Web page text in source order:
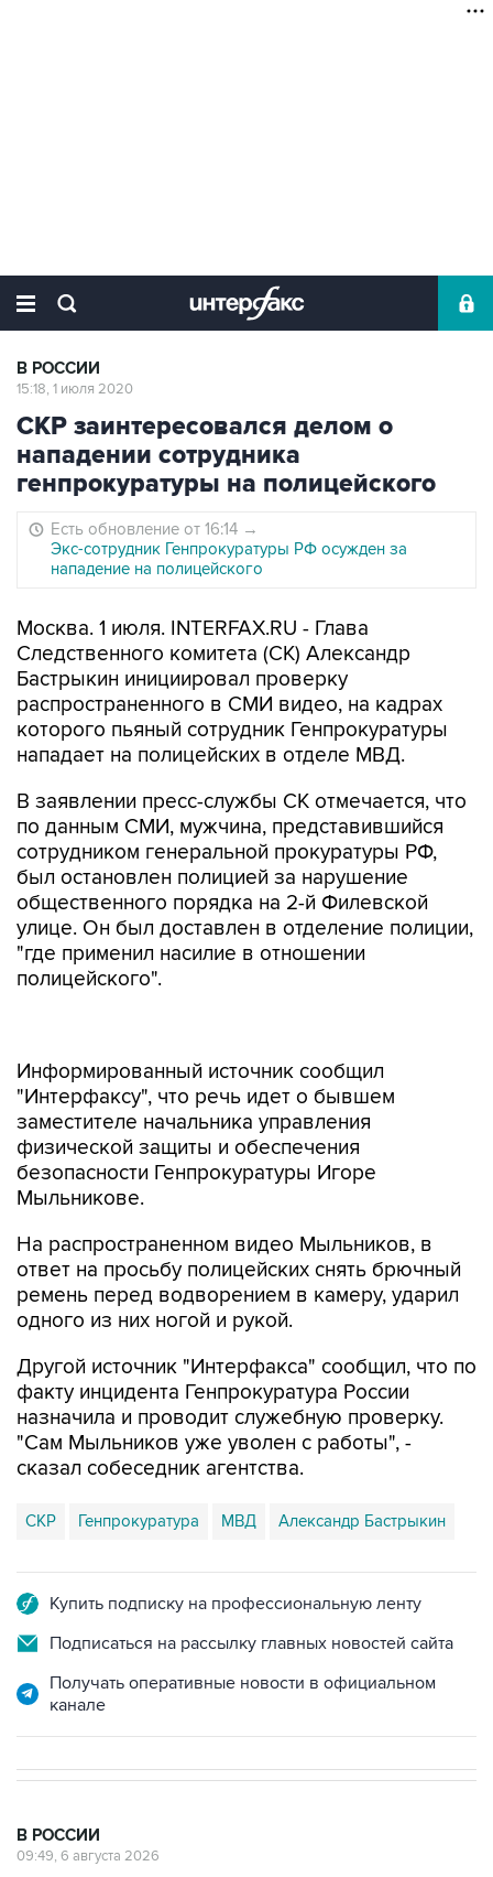
В РОССИИ
15:18, 1 июля 2020
СКР заинтересовался делом о
нападении сотрудника
генпрокуратуры на полицейского
Есть обновление от 16:14 →
Экс-сотрудник Генпрокуратуры РФ осужден за
нападение на полицейского
Москва. 1 июля. INTERFAX.RU - Глава
Следственного комитета (СК) Александр
Бастрыкин инициировал проверку
распространенного в СМИ видео, на кадрах
которого пьяный сотрудник Генпрокуратуры
нападает на полицейских в отделе МВД.
В заявлении пресс-службы СК отмечается, что
по данным СМИ, мужчина, представившийся
сотрудником генеральной прокуратуры РФ,
был остановлен полицией за нарушение
общественного порядка на 2-й Филевской
улице. Он был доставлен в отделение полиции,
"где применил насилие в отношении
полицейского".
Информированный источник сообщил
"Интерфаксу", что речь идет о бывшем
заместителе начальника управления
физической защиты и обеспечения
безопасности Генпрокуратуры Игоре
Мыльникове.
На распространенном видео Мыльников, в
ответ на просьбу полицейских снять брючный
ремень перед водворением в камеру, ударил
одного из них ногой и рукой.
Другой источник "Интерфакса" сообщил, что по
факту инцидента Генпрокуратура России
назначила и проводит служебную проверку.
"Сам Мыльников уже уволен с работы", -
сказал собеседник агентства.
СКР Генпрокуратура МВД Александр Бастрыкин
Купить подписку на профессиональную ленту
Подписаться на рассылку главных новостей сайта
Получать оперативные новости в официальном
канале
В РОССИИ
09:49, 6 августа 2026